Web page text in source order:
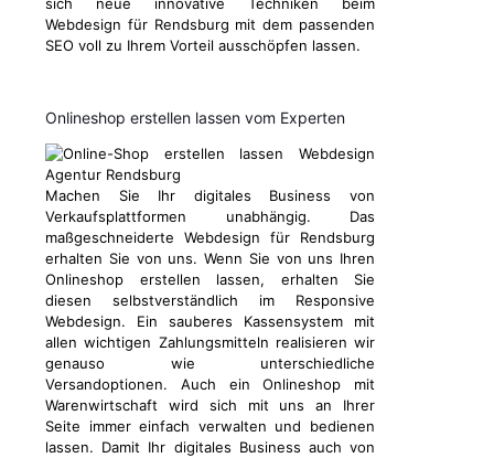
Webdesign für Rendsburg mit dem passenden
SEO voll zu Ihrem Vorteil ausschöpfen lassen.
Onlineshop erstellen lassen vom Experten
Machen Sie Ihr digitales Business von
Verkaufsplattformen unabhängig. Das
maßgeschneiderte Webdesign für Rendsburg
erhalten Sie von uns. Wenn Sie von uns Ihren
Onlineshop erstellen lassen, erhalten Sie
diesen selbstverständlich im Responsive
Webdesign. Ein sauberes Kassensystem mit
allen wichtigen Zahlungsmitteln realisieren wir
genauso wie unterschiedliche
Versandoptionen. Auch ein Onlineshop mit
Warenwirtschaft wird sich mit uns an Ihrer
Seite immer einfach verwalten und bedienen
lassen. Damit Ihr digitales Business auch von